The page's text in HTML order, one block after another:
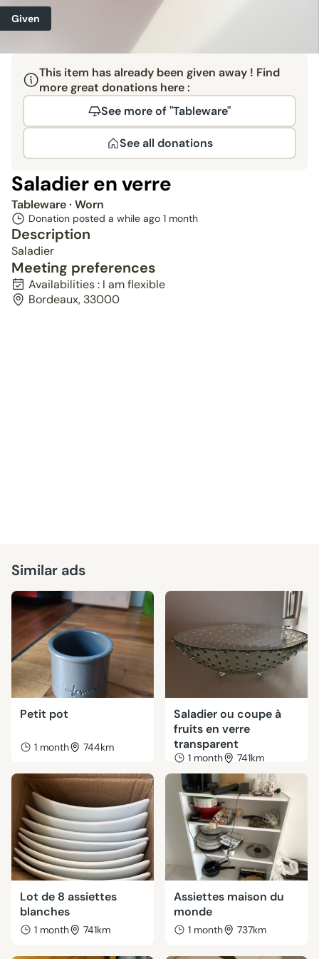
Given
This item has already been given away ! Find
more great donations here :
See more of "Tableware"
See all donations
Saladier en verre
Tableware· Worn
Donation posted a while ago 1 month
Description
Saladier
Meeting preferences
Availabilities : I am flexible
Bordeaux, 33000
Similar ads
Petit pot
1 month 744km
Saladier ou coupe à
fruits en verre
transparent
1 month 741km
Lot de 8 assiettes
blanches
1 month 741km
Assiettes maison du
monde
1 month 737km